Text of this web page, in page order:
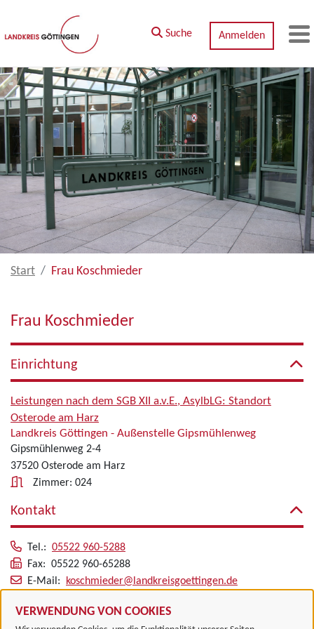
Zum Hauptinhalt springen
VERWENDUNG VON COOKIES
Suche Anmelden
Start Frau Koschmieder
Frau Koschmieder
Einrichtung
Leistungen nach dem SGB XII a.v.E., AsylbLG: Standort
Osterode am Harz
Landkreis Göttingen - Außenstelle Gipsmühlenweg
Gipsmühlenweg 2-4
37520 Osterode am Harz
Zimmer: 024
Kontakt
Tel.: 05522 960-5288
Fax: 05522 960-65288
E-Mail:
koschmieder@landkreisgoettingen.de
Alle zugeordneten Einrichtungen